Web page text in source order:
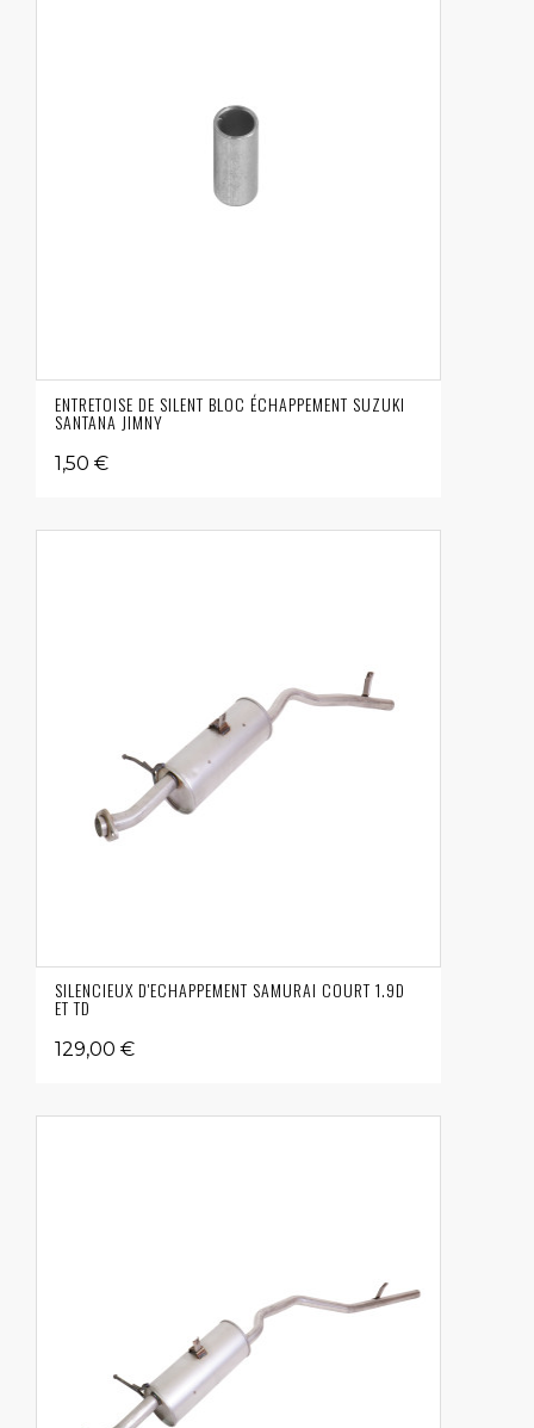
ENTRETOISE DE SILENT BLOC ÉCHAPPEMENT SUZUKI
SANTANA JIMNY
1,50 €
SILENCIEUX D'ECHAPPEMENT SAMURAI COURT 1.9D
ET TD
129,00 €